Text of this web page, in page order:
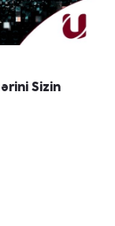
Sizin